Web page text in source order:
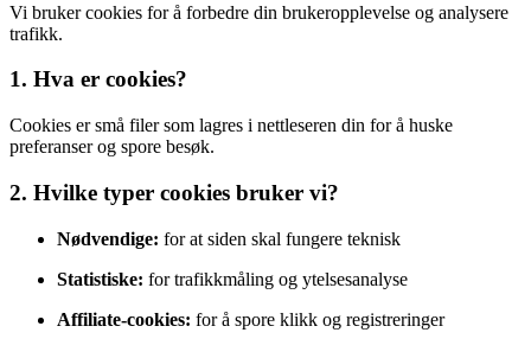
Vi bruker cookies for å forbedre din brukeropplevelse og analysere
trafikk.
1. Hva er cookies?
Cookies er små filer som lagres i nettleseren din for å huske
preferanser og spore besøk.
2. Hvilke typer cookies bruker vi?
Nødvendige: for at siden skal fungere teknisk
Statistiske: for trafikkmåling og ytelsesanalyse
Affiliate-cookies: for å spore klikk og registreringer